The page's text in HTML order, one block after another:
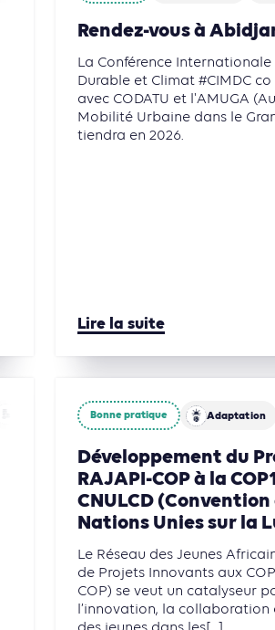
Rendez-vous à
La Conférence
Durable et Climat #CIMDC
avec CODATU et l'AMUGA
Mobilité Urbaine dans le
tiendra en 2026.
Lire la suite
Bonne pratique Adaptation
Développement du
RAJAPI-COP à la
CNULCD (Convention
Nations Unies sur la
Le Réseau des Jeunes
de Projets Innovants aux
COP) se veut un catalyseur
l’innovation, la collaboration